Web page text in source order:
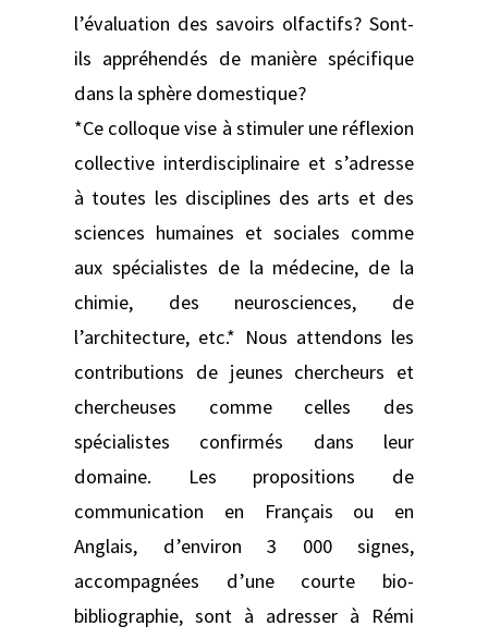
l’évaluation des savoirs olfactifs? Sont-
ils appréhendés de manière spécifique
dans la sphère domestique?
*Ce colloque vise à stimuler une réflexion
collective interdisciplinaire et s’adresse
à toutes les disciplines des arts et des
sciences humaines et sociales comme
aux spécialistes de la médecine, de la
chimie, des neurosciences, de
l’architecture, etc.* Nous attendons les
contributions de jeunes chercheurs et
chercheuses comme celles des
spécialistes confirmés dans leur
domaine. Les propositions de
communication en Français ou en
Anglais, d’environ 3 000 signes,
accompagnées d’une courte bio-
bibliographie, sont à adresser à Rémi